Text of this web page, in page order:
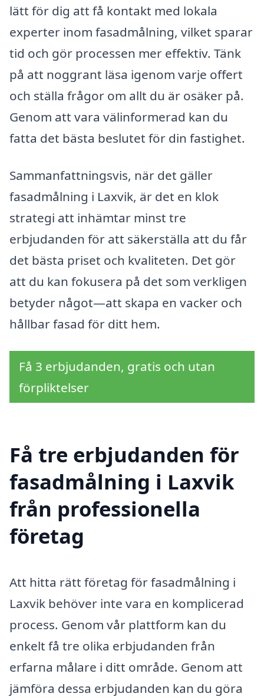
lätt för dig att få kontakt med lokala
experter inom fasadmålning, vilket sparar
tid och gör processen mer effektiv. Tänk
på att noggrant läsa igenom varje offert
och ställa frågor om allt du är osäker på.
Genom att vara välinformerad kan du
fatta det bästa beslutet för din fastighet.
Sammanfattningsvis, när det gäller
fasadmålning i Laxvik, är det en klok
strategi att inhämtar minst tre
erbjudanden för att säkerställa att du får
det bästa priset och kvaliteten. Det gör
att du kan fokusera på det som verkligen
betyder något—att skapa en vacker och
hållbar fasad för ditt hem.
Få 3 erbjudanden, gratis och utan
förpliktelser
Få tre erbjudanden för
fasadmålning i Laxvik
från professionella
företag
Att hitta rätt företag för fasadmålning i
Laxvik behöver inte vara en komplicerad
process. Genom vår plattform kan du
enkelt få tre olika erbjudanden från
erfarna målare i ditt område. Genom att
jämföra dessa erbjudanden kan du göra